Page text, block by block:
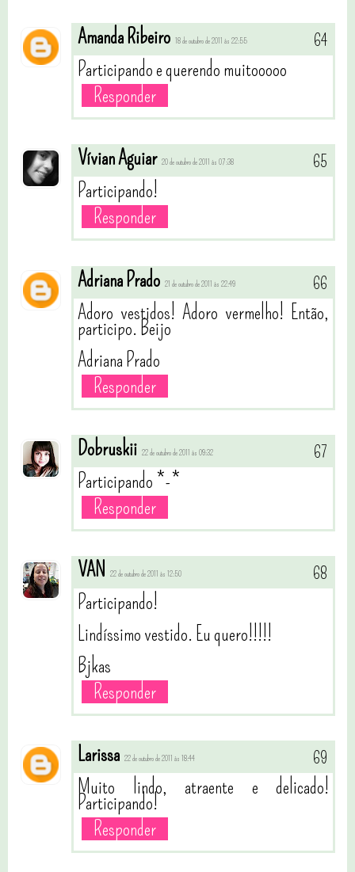
Amanda Ribeiro 18 de outubro de 2011 às 22:55
Participando e querendo muitooooo
Responder
Vívian Aguiar 20 de outubro de 2011 às 07:38
Participando!
Responder
Adriana Prado 21 de outubro de 2011 às 22:49
Adoro vestidos! Adoro vermelho! Então,
participo. Beijo
Adriana Prado
Responder
Dobruskii 22 de outubro de 2011 às 09:32
Participando *-*
Responder
VAN 22 de outubro de 2011 às 12:50
Participando!
Lindíssimo vestido. Eu quero!!!!!
Bjkas
Responder
Larissa 22 de outubro de 2011 às 18:44
Muito lindo, atraente e delicado!
Participando!
Responder